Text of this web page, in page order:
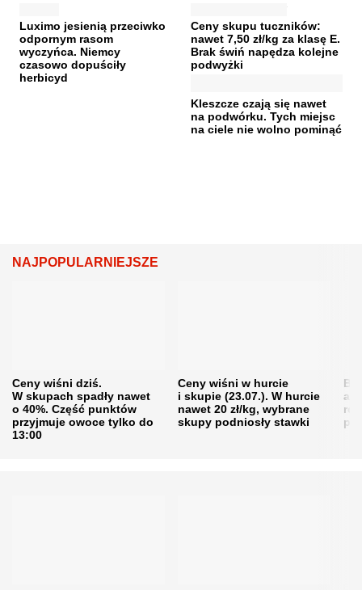
Luximo jesienią przeciwko
odpornym rasom
wyczyńca. Niemcy
czasowo dopuściły
herbicyd
Ceny skupu tuczników:
nawet 7,50 zł/kg za klasę E.
Brak świń napędza kolejne
podwyżki
Kleszcze czają się nawet
na podwórku. Tych miejsc
na ciele nie wolno pominąć
NAJPOPULARNIEJSZE
Ceny wiśni dziś.
W skupach spadły nawet
o 40%. Część punktów
przyjmuje owoce tylko do
13:00
Ceny wiśni w hurcie
i skupie (23.07.). W hurcie
nawet 20 zł/kg, wybrane
skupy podniosły stawki